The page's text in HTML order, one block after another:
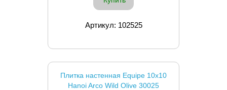
Артикул: 102525
Плитка настенная Equipe 10x10
Hanoi Arco Wild Olive 30025